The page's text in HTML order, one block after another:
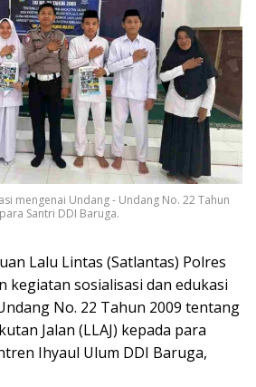
mengenai Undang - Undang No. 22 Tahun
Santri DDI Baruga.
Lalu Lintas (Satlantas) Polres
kegiatan sosialisasi dan edukasi
No. 22 Tahun 2009 tentang
Jalan (LLAJ) kepada para
Ihyaul Ulum DDI Baruga,